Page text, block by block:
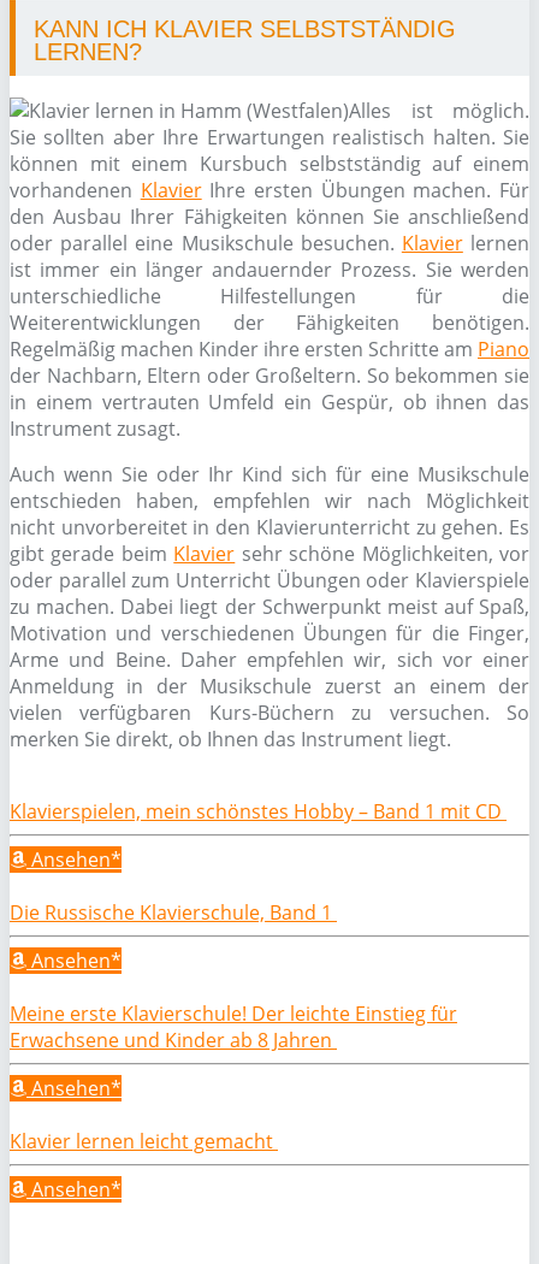
KANN ICH KLAVIER SELBSTSTÄNDIG
LERNEN?
Alles ist möglich.
Sie sollten aber Ihre Erwartungen realistisch halten. Sie
können mit einem Kursbuch selbstständig auf einem
vorhandenen KlavierIhre ersten Übungen machen. Für
den Ausbau Ihrer Fähigkeiten können Sie anschließend
oder parallel eine Musikschule besuchen. Klavierlernen
ist immer ein länger andauernder Prozess. Sie werden
unterschiedliche Hilfestellungen für die
Weiterentwicklungen der Fähigkeiten benötigen.
Regelmäßig machen Kinder ihre ersten Schritte am Piano
der Nachbarn, Eltern oder Großeltern. So bekommen sie
in einem vertrauten Umfeld ein Gespür, ob ihnen das
Instrument zusagt.
Auch wenn Sie oder Ihr Kind sich für eine Musikschule
entschieden haben, empfehlen wir nach Möglichkeit
nicht unvorbereitet in den Klavierunterricht zu gehen. Es
gibt gerade beim Klavier sehr schöne Möglichkeiten, vor
oder parallel zum Unterricht Übungen oder Klavierspiele
zu machen. Dabei liegt der Schwerpunkt meist auf Spaß,
Motivation und verschiedenen Übungen für die Finger,
Arme und Beine. Daher empfehlen wir, sich vor einer
Anmeldung in der Musikschule zuerst an einem der
vielen verfügbaren Kurs-Büchern zu versuchen. So
merken Sie direkt, ob Ihnen das Instrument liegt.
Klavierspielen, mein schönstes Hobby – Band 1 mit CD
Ansehen*
Die Russische Klavierschule, Band 1
Ansehen*
Meine erste Klavierschule! Der leichte Einstieg für
Erwachsene und Kinder ab 8 Jahren
Ansehen*
Klavier lernen leicht gemacht
Ansehen*